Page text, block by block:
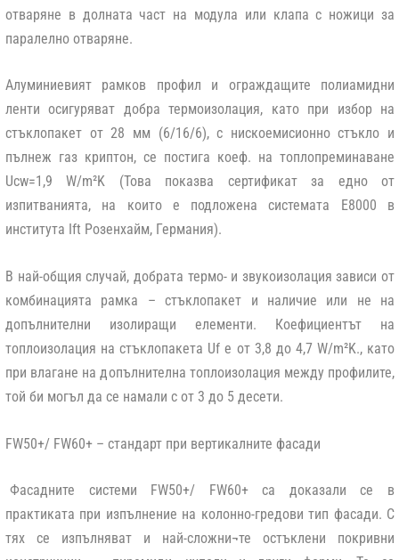
отваряне в долната част на модула или клапа с ножици за
паралелно отваряне.
Алуминиевият рамков профил и ограждащите полиамидни
ленти осигуряват добра термоизолация, като при избор на
стъклопакет от 28 мм (6/16/6), с нискоемисионно стъкло и
пълнеж газ криптон, се постига коеф. на топлопреминаване
Ucw=1,9 W/m²K (Това показва сертификат за едно от
изпитванията, на които е подложена системата Е8000 в
института Ift Розенхайм, Германия).
В най-общия случай, добрата термо- и звукоизолация зависи от
комбинацията рамка – стъклопакет и наличие или не на
допълнителни изолиращи елементи. Коефициентът на
топлоизолация на стъклопакета Uf е от 3,8 до 4,7 W/m²K., като
при влагане на допълнителна топлоизолация между профилите,
той би могъл да се намали с от 3 до 5 десети.
FW50+/ FW60+ – стандарт при вертикалните фасади
Фасадните системи FW50+/ FW60+ са доказали се в
практиката при изпълнение на колонно-гредови тип фасади. С
тях се изпълняват и най-сложни¬те остъклени покривни